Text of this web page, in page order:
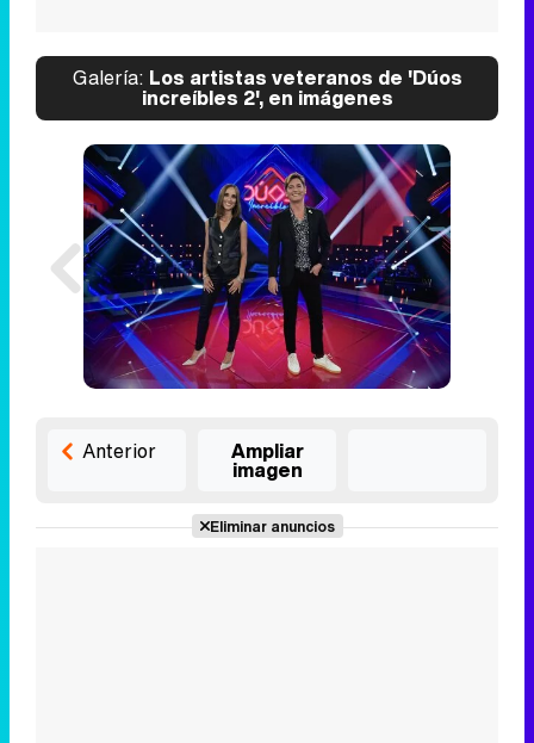
Galería: Los artistas veteranos de 'Dúos
increíbles 2', en imágenes
Anterior Ampliar
imagen
Eliminar anuncios